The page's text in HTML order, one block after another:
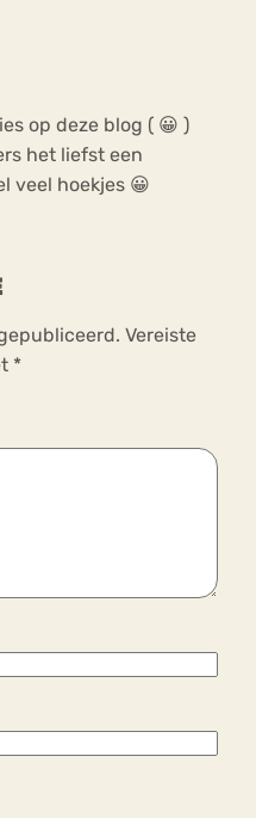
op deze blog ( 😀 )
het liefst een
veel hoekjes 😀
Vereiste
*